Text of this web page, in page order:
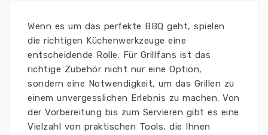
Wenn es um das perfekte BBQ geht, spielen
die richtigen Küchenwerkzeuge eine
entscheidende Rolle. Für Grillfans ist das
richtige Zubehör nicht nur eine Option,
sondern eine Notwendigkeit, um das Grillen zu
einem unvergesslichen Erlebnis zu machen. Von
der Vorbereitung bis zum Servieren gibt es eine
Vielzahl von praktischen Tools, die Ihnen